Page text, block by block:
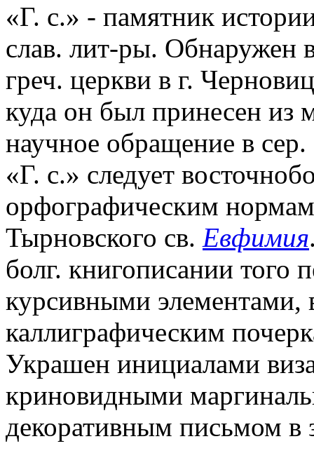
«Г. с.» - памятник
слав. лит-ры.
греч. церкви в г.
куда он был принесен из
научное обращение в
«Г. с.» следует
орфографическим
Тырновского св. Евфимия
болг. книгописании того
курсивными элементами,
каллиграфическим
Украшен инициалами
криновидными
декоративным письмом в